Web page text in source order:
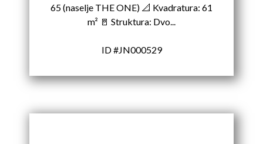
65 (naselje THE ONE) 📐 Kvadratura: 61
m² 🚪 Struktura: Dvo...
ID #JN000529